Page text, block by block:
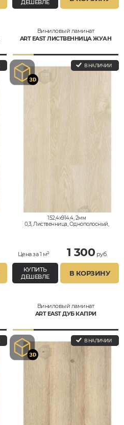
ДЕШЕВЛЕ
Виниловый ламинат
ART EAST ЛИСТВЕННИЦА ЖУАН
В НАЛИЧИИ
152,4x914,4, 2мм
0,3, Лиственница, Однополосный,
Цена за 1 м² 1 300 руб.
КУПИТЬ
ДЕШЕВЛЕ
В КОРЗИНУ
Виниловый ламинат
ART EAST ДУБ КАПРИ
В НАЛИЧИИ